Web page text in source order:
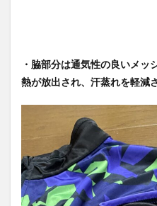
・脇部分は通気性の良いメッ
熱が放出され、汗蒸れを軽減